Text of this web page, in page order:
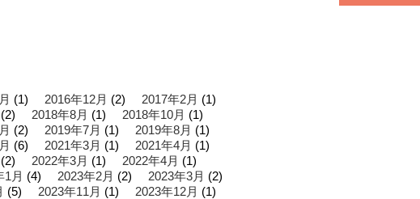
(1) 2016年12月 (2) 2017年2月 (1)
(2) 2018年8月 (1) 2018年10月 (1)
(2) 2019年7月 (1) 2019年8月 (1)
(6) 2021年3月 (1) 2021年4月 (1)
(2) 2022年3月 (1) 2022年4月 (1)
1月 (4) 2023年2月 (2) 2023年3月 (2)
(5) 2023年11月 (1) 2023年12月 (1)